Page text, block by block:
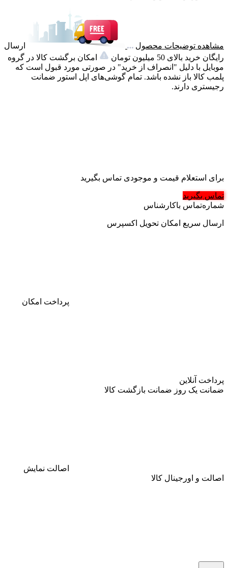
مشاهده توضیحات محصول
ارسال
رایگان خرید بالای 50 میلیون تومان
امکان برگشت کالا در گروه
موبایل با دلیل "انصراف از خرید" در صورتی مورد قبول است که
پلمب کالا باز نشده باشد. تمام گوشی‌های اپل استور ضمانت
رجیستری دارند.
برای استعلام قیمت و موجودی تماس بگیرید
تماس بگیرید
شماره‌تماس‌ با‌کارشناس
ارسال سریع امکان تحویل اکسپرس
پرداخت امکان
پرداخت آنلاین
ضمانت یک روز ضمانت بازگشت کالا
اصالت نمایش
اصالت و اورجینال کالا